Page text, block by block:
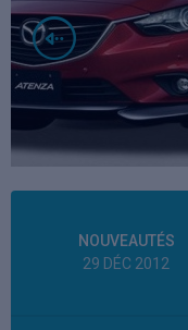
NOUVEAUTÉS
29 DÉC 2012